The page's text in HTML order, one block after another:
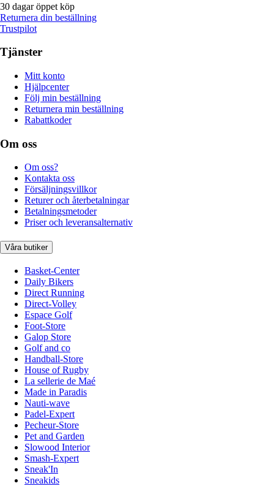
30 dagar öppet köp
Returnera din beställning
Trustpilot
Tjänster
Mitt konto
Hjälpcenter
Följ min beställning
Returnera min beställning
Rabattkoder
Om oss
Om oss?
Kontakta oss
Försäljningsvillkor
Returer och återbetalningar
Betalningsmetoder
Priser och leveransalternativ
Våra butiker
Basket-Center
Daily Bikers
Direct Running
Direct-Volley
Espace Golf
Foot-Store
Galop Store
Golf and co
Handball-Store
House of Rugby
La sellerie de Maé
Made in Paradis
Nauti-wave
Padel-Expert
Pecheur-Store
Pet and Garden
Slowood Interior
Smash-Expert
Sneak'In
Sneakids